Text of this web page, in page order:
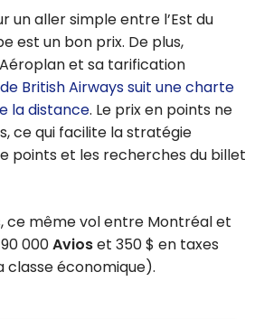
un aller simple entre l’Est du
est un bon prix. De plus,
et sa tarification
British Airways suit une charte
la distance. Le prix en points ne
ce qui facilite la stratégie
points et les recherches du billet
ce même vol entre Montréal et
90 000Avioset 350 $ en taxes
classe économique).